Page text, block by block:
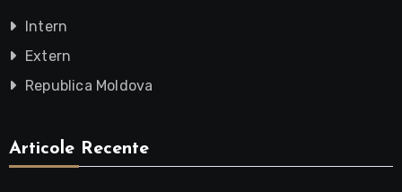
Intern
Extern
Republica Moldova
Articole Recente